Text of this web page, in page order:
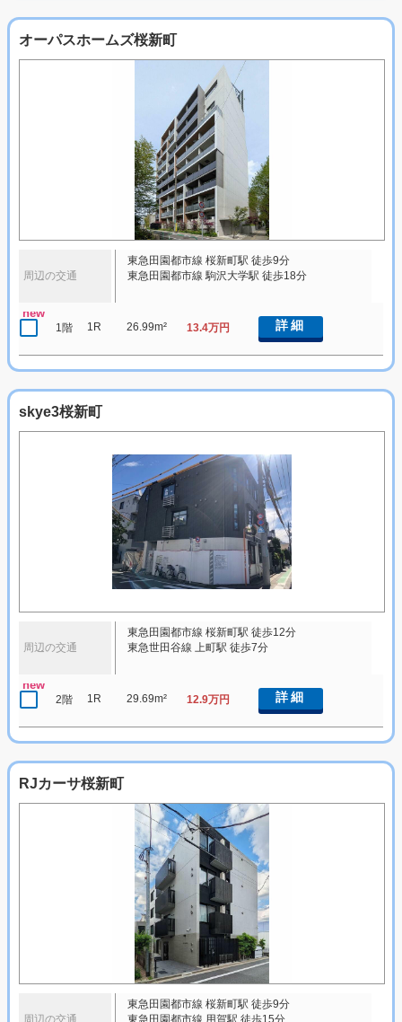
オーパスホームズ桜新町
周辺の交通
東急田園都市線 桜新町駅 徒歩9分
東急田園都市線 駒沢大学駅 徒歩18分
new
1階 1R 26.99m² 13.4万円 詳細
skye3桜新町
周辺の交通
東急田園都市線 桜新町駅 徒歩12分
東急世田谷線 上町駅 徒歩7分
new
2階 1R 29.69m² 12.9万円 詳細
RJカーサ桜新町
周辺の交通
東急田園都市線 桜新町駅 徒歩9分
東急田園都市線 用賀駅 徒歩15分